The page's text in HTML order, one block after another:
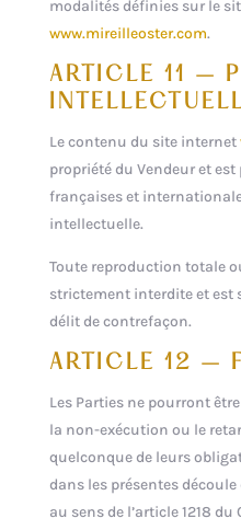
modalités définies sur le
www.mireilleoster.com.
ARTICLE 11 –
Le contenu du site internet
propriété du Vendeur et
françaises et
intellectuelle.
Toute reproduction totale
strictement interdite et est
délit de contrefaçon.
ARTICLE 12 –
Les Parties ne pourront
la non-exécution ou le
quelconque de leurs
dans les présentes
au sens de l’article 1218 du